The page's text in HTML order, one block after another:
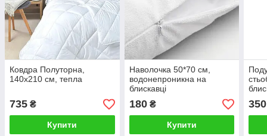
Ковдра Полуторна,
140х210 см, тепла
735 ₴
Купити
Наволочка 50*70 см,
водонепроникна на
блискавці
180₴
Купити
350